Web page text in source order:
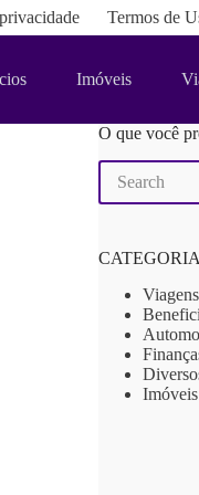
Termos de
Imóveis
O que você
No
results
Viagens
Imóveis